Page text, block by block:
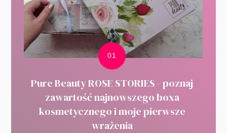
Pure Beauty ROSE STORIES - poznaj
zawartość najnowszego boxa
kosmetycznego i moje pierwsze
wrażenia